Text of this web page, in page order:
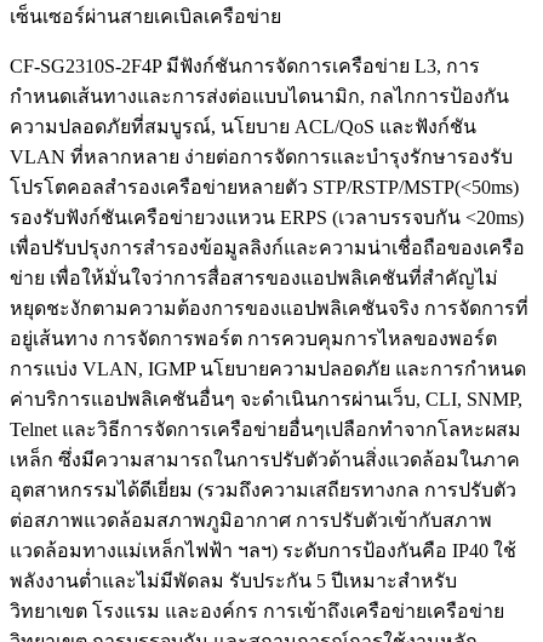
เซ็นเซอร์ผ่านสายเคเบิลเครือข่าย
CF-SG2310S-2F4P มีฟังก์ชันการจัดการเครือข่าย L3, การ
กำหนดเส้นทางและการส่งต่อแบบไดนามิก, กลไกการป้องกัน
ความปลอดภัยที่สมบูรณ์, นโยบาย ACL/QoS และฟังก์ชัน
VLAN ที่หลากหลาย ง่ายต่อการจัดการและบำรุงรักษารองรับ
โปรโตคอลสำรองเครือข่ายหลายตัว STP/RSTP/MSTP(<50ms)
รองรับฟังก์ชันเครือข่ายวงแหวน ERPS (เวลาบรรจบกัน <20ms)
เพื่อปรับปรุงการสำรองข้อมูลลิงก์และความน่าเชื่อถือของเครือ
ข่าย เพื่อให้มั่นใจว่าการสื่อสารของแอปพลิเคชันที่สำคัญไม่
หยุดชะงักตามความต้องการของแอปพลิเคชันจริง การจัดการที่
อยู่เส้นทาง การจัดการพอร์ต การควบคุมการไหลของพอร์ต
การแบ่ง VLAN, IGMP นโยบายความปลอดภัย และการกำหนด
ค่าบริการแอปพลิเคชันอื่นๆ จะดำเนินการผ่านเว็บ, CLI, SNMP,
Telnet และวิธีการจัดการเครือข่ายอื่นๆเปลือกทำจากโลหะผสม
เหล็ก ซึ่งมีความสามารถในการปรับตัวด้านสิ่งแวดล้อมในภาค
อุตสาหกรรมได้ดีเยี่ยม (รวมถึงความเสถียรทางกล การปรับตัว
ต่อสภาพแวดล้อมสภาพภูมิอากาศ การปรับตัวเข้ากับสภาพ
แวดล้อมทางแม่เหล็กไฟฟ้า ฯลฯ) ระดับการป้องกันคือ IP40 ใช้
พลังงานต่ำและไม่มีพัดลม รับประกัน 5 ปีเหมาะสำหรับ
วิทยาเขต โรงแรม และองค์กร การเข้าถึงเครือข่ายเครือข่าย